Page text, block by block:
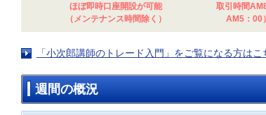
ほぼ即時口座開設が可能
（メンテナンス時間除く）
取引時間
AM5：00
「小次郎講師のトレード入門」をご覧になる方はこ
週間の概況